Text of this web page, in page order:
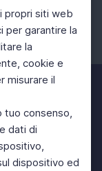
propri siti web
per garantire la
la
cookie e
misurare il
tuo consenso,
dati di
dispositivo ed
Twitter